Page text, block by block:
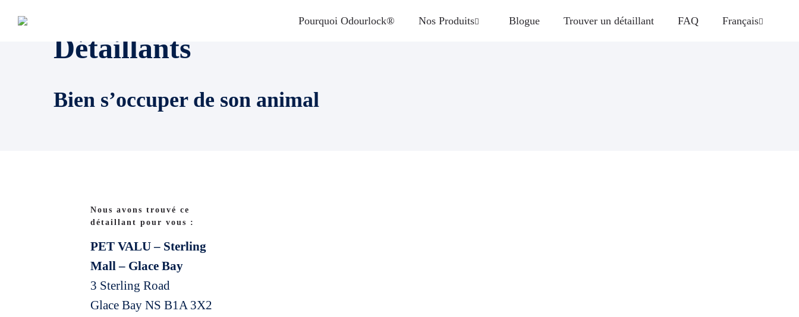
Pourquoi Odourlock® Nos Produits Blogue Trouver un détaillant FAQ Français
Détaillants
Bien s’occuper de son animal
Nous avons trouvé ce
détaillant pour vous :
PET VALU – Sterling
Mall – Glace Bay
3 Sterling Road
Glace Bay NS B1A 3X2